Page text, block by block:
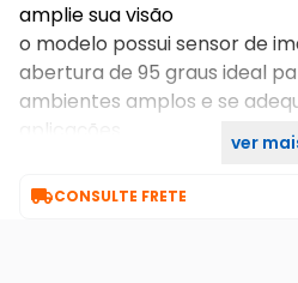
amplie sua visão
o modelo possui sensor de
abertura de 95 graus ideal
ambientes amplos e se
aplicações.
ver
CONSULTE FRETE